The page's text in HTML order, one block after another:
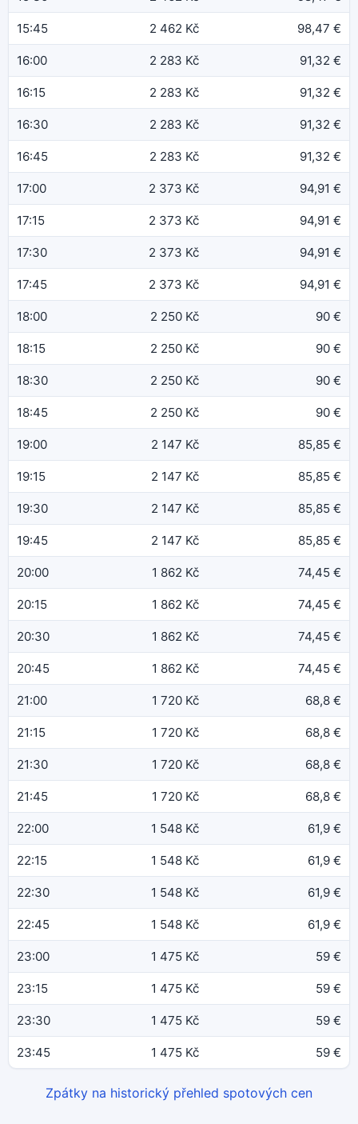
15:45 2 462 Kč 98,47 €
16:00 2 283 Kč 91,32 €
16:15 2 283 Kč 91,32 €
16:30 2 283 Kč 91,32 €
16:45 2 283 Kč 91,32 €
17:00 2 373 Kč 94,91 €
17:15 2 373 Kč 94,91 €
17:30 2 373 Kč 94,91 €
17:45 2 373 Kč 94,91 €
18:00 2 250 Kč 90 €
18:15 2 250 Kč 90 €
18:30 2 250 Kč 90 €
18:45 2 250 Kč 90 €
19:00 2 147 Kč 85,85 €
19:15 2 147 Kč 85,85 €
19:30 2 147 Kč 85,85 €
19:45 2 147 Kč 85,85 €
20:00 1 862 Kč 74,45 €
20:15 1 862 Kč 74,45 €
20:30 1 862 Kč 74,45 €
20:45 1 862 Kč 74,45 €
21:00 1 720 Kč 68,8 €
21:15 1 720 Kč 68,8 €
21:30 1 720 Kč 68,8 €
21:45 1 720 Kč 68,8 €
22:00 1 548 Kč 61,9 €
22:15 1 548 Kč 61,9 €
22:30 1 548 Kč 61,9 €
22:45 1 548 Kč 61,9 €
23:00 1 475 Kč 59 €
23:15 1 475 Kč 59 €
23:30 1 475 Kč 59 €
23:45 1 475 Kč 59 €
Zpátky na historický přehled spotových cen